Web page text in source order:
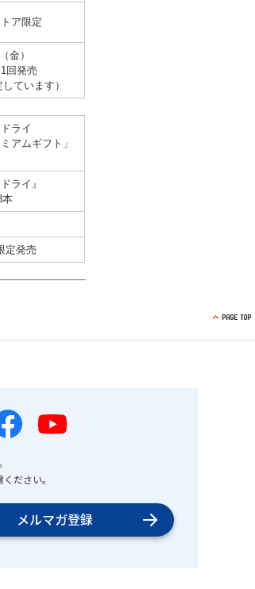
ア限定
金）
回発売
ています）
ライ
アムギフト」
ライ』
本
定発売
ださい。
メルマガ登録